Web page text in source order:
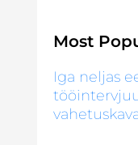
Most
Iga neljas